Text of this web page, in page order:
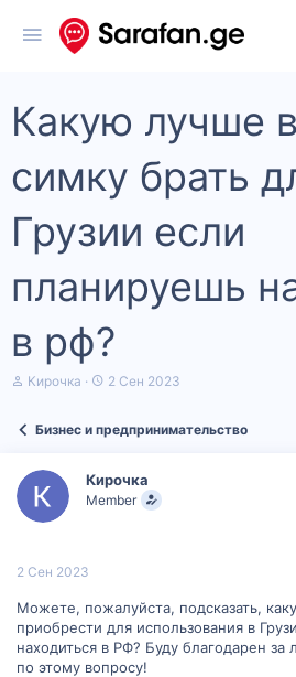
Какую лучше
симку брать
Грузии если
планируешь
в рф?
А
т
м
ы
Кирочка
Д
а
ч
а
2 Сен 2023
Бизнес и предпринимательство
Кирочка
Member
2 Сен 2023
Можете, пожалуйста, подсказать,
приобрести для использования в
находиться в РФ? Буду благодарен
по этому вопросу!